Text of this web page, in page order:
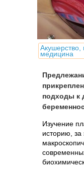
Акушерство,
медицина
подходы к
Изучение
историю, за